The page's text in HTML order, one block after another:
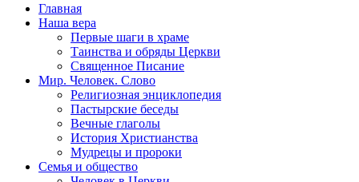
Главная
Наша вера
Первые шаги в храме
Таинства и обряды Церкви
Священное Писание
Мир. Человек. Слово
Религиозная энциклопедия
Пастырские беседы
Вечные глаголы
История Христианства
Мудрецы и пророки
Семья и общество